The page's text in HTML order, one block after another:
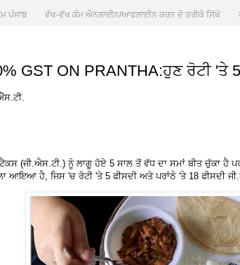
ਪੰਜਾਬ ਵੱਖ-ਵੱਖ ਕੰਮ ਔਨਲਾਈਨ/ਆਫਲਾਈਨ ਕਰਨ ਦੇ ਤਰੀਕੇ ਸਿੱਖੋ
GST ON PRANTHA:ਹੁਣ ਰੋਟੀ 'ਤੇ
(ਜੀ.ਐਸ.ਟੀ.) ਨੂੰ ਲਾਗੂ ਹੋਏ 5 ਸਾਲ ਤੋਂ ਵੱਧ ਦਾ ਸਮਾਂ ਬੀਤ ਚੁੱਕਾ
ਆਇਆ ਹੈ, ਜਿਸ 'ਚ ਰੋਟੀ 'ਤੇ 5 ਫੀਸਦੀ ਅਤੇ ਪਰਾਂਠੇ 'ਤੇ 18 ਫੀਸਦੀ